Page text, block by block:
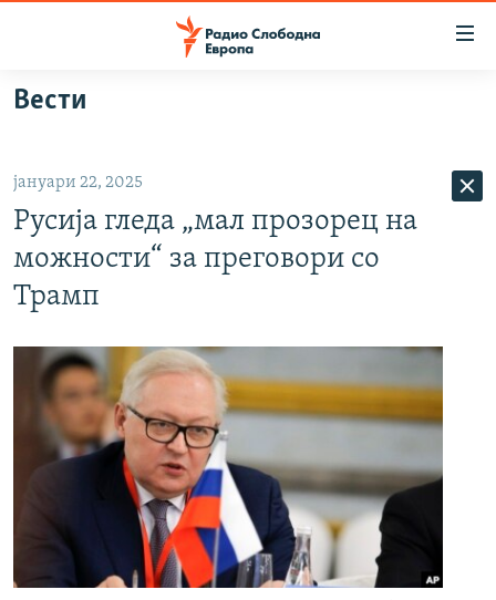
Оди
на
Оди
на
главната
навигација
Премини
на
ВИЗУЕЛНО
ВЕСТИ
ПРИЈАВИ СЕ ЗА ЊУЗЛЕТЕР
ПОДКАСТ ЗОШТО?
СЛЕДЕТЕ НЕ
РСЕ веб страници
Вести
јануари 22, 2025
Русија гледа „мал прозорец на
можности“ за преговори со
Трамп